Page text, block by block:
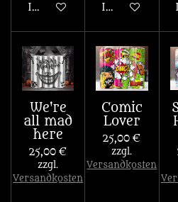
In den Warenkorb
In den
We're
all mad
here
25,00 €
zzgl.
Versandkosten
Comic
Lover
25,00 €
zzgl.
Versandkosten